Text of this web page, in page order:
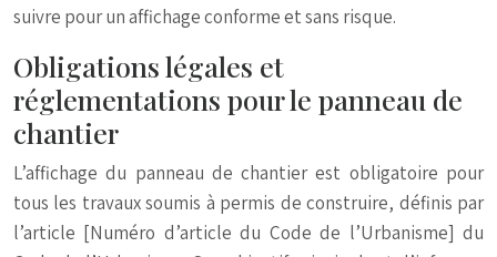
suivre pour un affichage conforme et sans risque.
Obligations légales et
réglementations pour le panneau de
chantier
L’affichage du panneau de chantier est obligatoire pour
tous les travaux soumis à permis de construire, définis par
l’article [Numéro d’article du Code de l’Urbanisme] du